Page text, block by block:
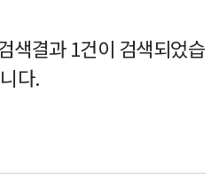
색결과 1건이 검색되었습
니다.